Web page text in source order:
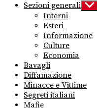
Sezioni generali Show
sub
Interni
Esteri
Informazione
Culture
Economia
Bavagli
Diffamazione
Minacce e Vittime
Segreti italiani
Mafie